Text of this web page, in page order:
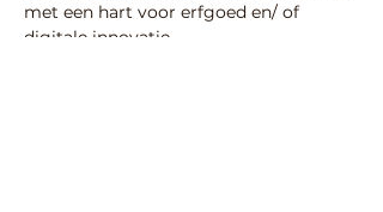
met een hart voor erfgoed en/ of
digitale innovatie.